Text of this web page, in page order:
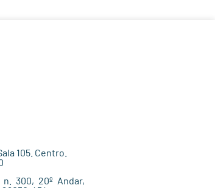
105. Centro.
300, 20º Andar,